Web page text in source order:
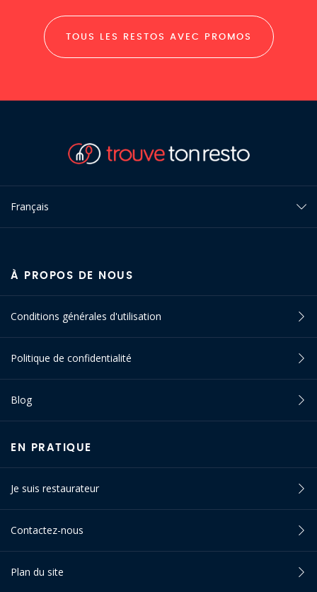
TOUS LES RESTOS AVEC PROMOS
Français
À PROPOS DE NOUS
Conditions générales d'utilisation
Politique de confidentialité
Blog
EN PRATIQUE
Je suis restaurateur
Contactez-nous
Plan du site